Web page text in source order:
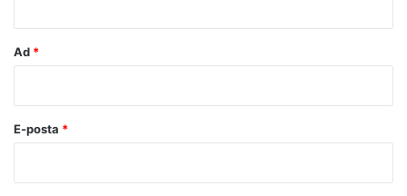
Ad *
E-posta *